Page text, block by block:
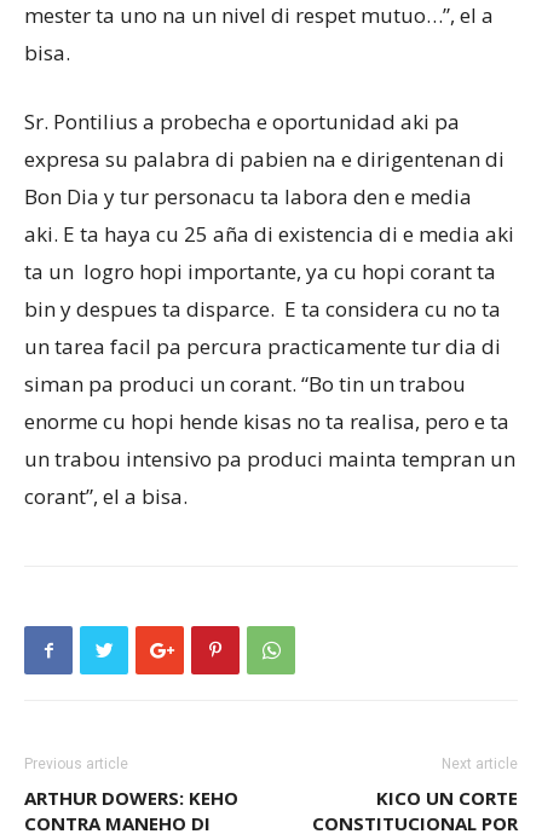
mester ta uno na un nivel di respet mutuo…”, el a
bisa.
Sr. Pontilius a probecha e oportunidad aki pa
expresa su palabra di pabien na e dirigentenan di
Bon Dia y tur personacu ta labora den e media
aki. E ta haya cu 25 aña di existencia di e media aki
ta un logro hopi importante, ya cu hopi corant ta
bin y despues ta disparce. E ta considera cu no ta
un tarea facil pa percura practicamente tur dia di
siman pa produci un corant. “Bo tin un trabou
enorme cu hopi hende kisas no ta realisa, pero e ta
un trabou intensivo pa produci mainta tempran un
corant”, el a bisa.
Previous article
ARTHUR DOWERS: KEHO
CONTRA MANEHO DI
Next article
KICO UN CORTE
CONSTITUCIONAL POR